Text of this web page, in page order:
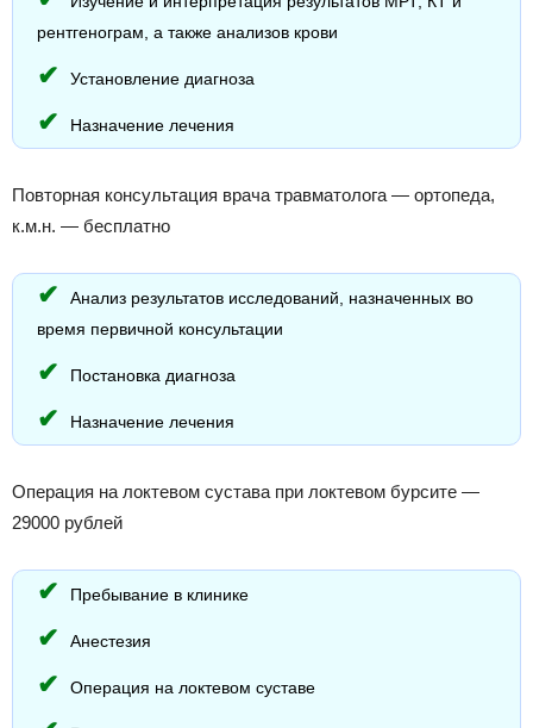
рентгенограм, а также анализов крови
Установление диагноза
Назначение лечения
Повторная консультация врача травматолога — ортопеда,
к.м.н. — бесплатно
Анализ результатов исследований, назначенных во
время первичной консультации
Постановка диагноза
Назначение лечения
Операция на локтевом сустава при локтевом бурсите —
29000 рублей
Пребывание в клинике
Анестезия
Операция на локтевом суставе